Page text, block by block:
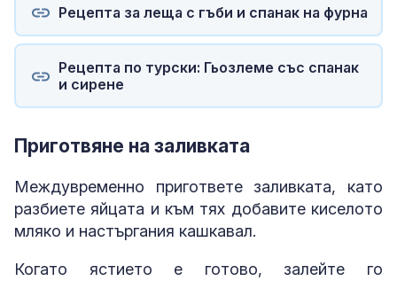
Рецепта за леща с гъби и спанак на фурна
Рецепта по турски: Гьозлеме със спанак
и сирене
Приготвяне на заливката
Междувременно пригответе заливката, като
разбиете яйцата и към тях добавите киселото
мляко и настъргания кашкавал.
Когато ястието е готово, залейте го